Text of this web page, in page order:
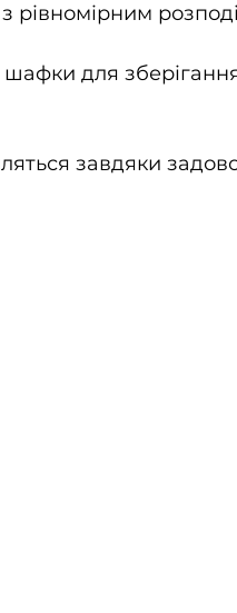
рівномірним
шафки для
завдяки